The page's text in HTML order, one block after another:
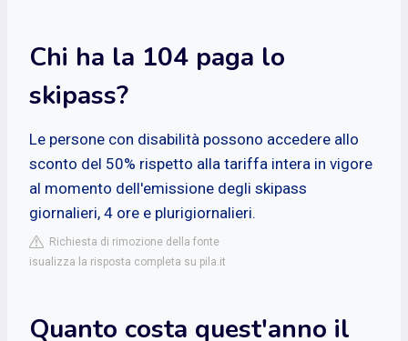
Chi ha la 104 paga lo
skipass?
Le persone con disabilità possono accedere allo
sconto del 50% rispetto alla tariffa intera in vigore
al momento dell'emissione degli skipass
giornalieri, 4 ore e plurigiornalieri.
Richiesta di rimozione della fonte
isualizza la risposta completa su pila.it
Quanto costa quest'anno il